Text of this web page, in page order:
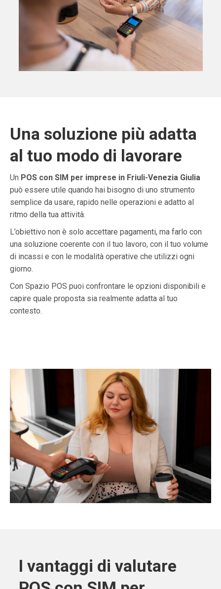
Una soluzione più adatta
al tuo modo di lavorare
Un POS con SIM per imprese in Friuli-Venezia Giulia
può essere utile quando hai bisogno di uno strumento
semplice da usare, rapido nelle operazioni e adatto al
ritmo della tua attività.
L’obiettivo non è solo accettare pagamenti, ma farlo con
una soluzione coerente con il tuo lavoro, con il tuo volume
di incassi e con le modalità operative che utilizzi ogni
giorno.
Con Spazio POS puoi confrontare le opzioni disponibili e
capire quale proposta sia realmente adatta al tuo
contesto.
I vantaggi di valutare